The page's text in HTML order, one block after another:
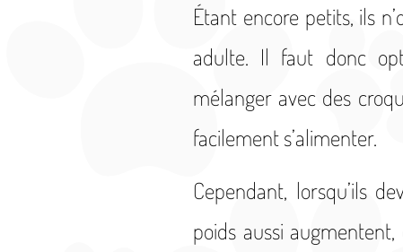
Étant encore petits, ils
adulte. Il faut donc
mélanger avec des
facilement s’alimenter.
Cependant, lorsqu’ils
poids aussi